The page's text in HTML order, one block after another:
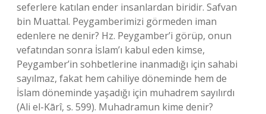
seferlere katılan ender insanlardan biridir. Safvan
bin Muattal. Peygamberimizi görmeden iman
edenlere ne denir? Hz. Peygamber’i görüp, onun
vefatından sonra İslam’ı kabul eden kimse,
Peygamber’in sohbetlerine inanmadığı için sahabi
sayılmaz, fakat hem cahiliye döneminde hem de
İslam döneminde yaşadığı için muhadrem sayılırdı
(Ali el-Kārî, s. 599). Muhadramun kime denir?